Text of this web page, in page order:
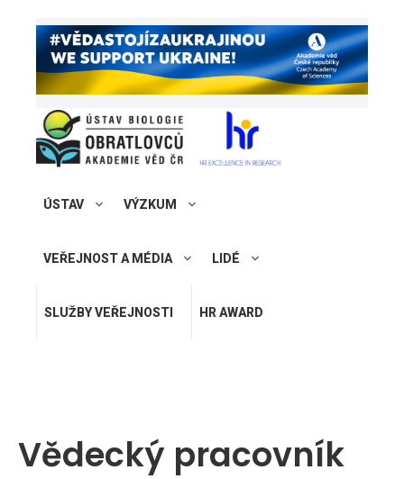
ÚSTAV VÝZKUM
VEŘEJNOST A MÉDIA LIDÉ
SLUŽBY VEŘEJNOSTI HR AWARD
Vědecký pracovník